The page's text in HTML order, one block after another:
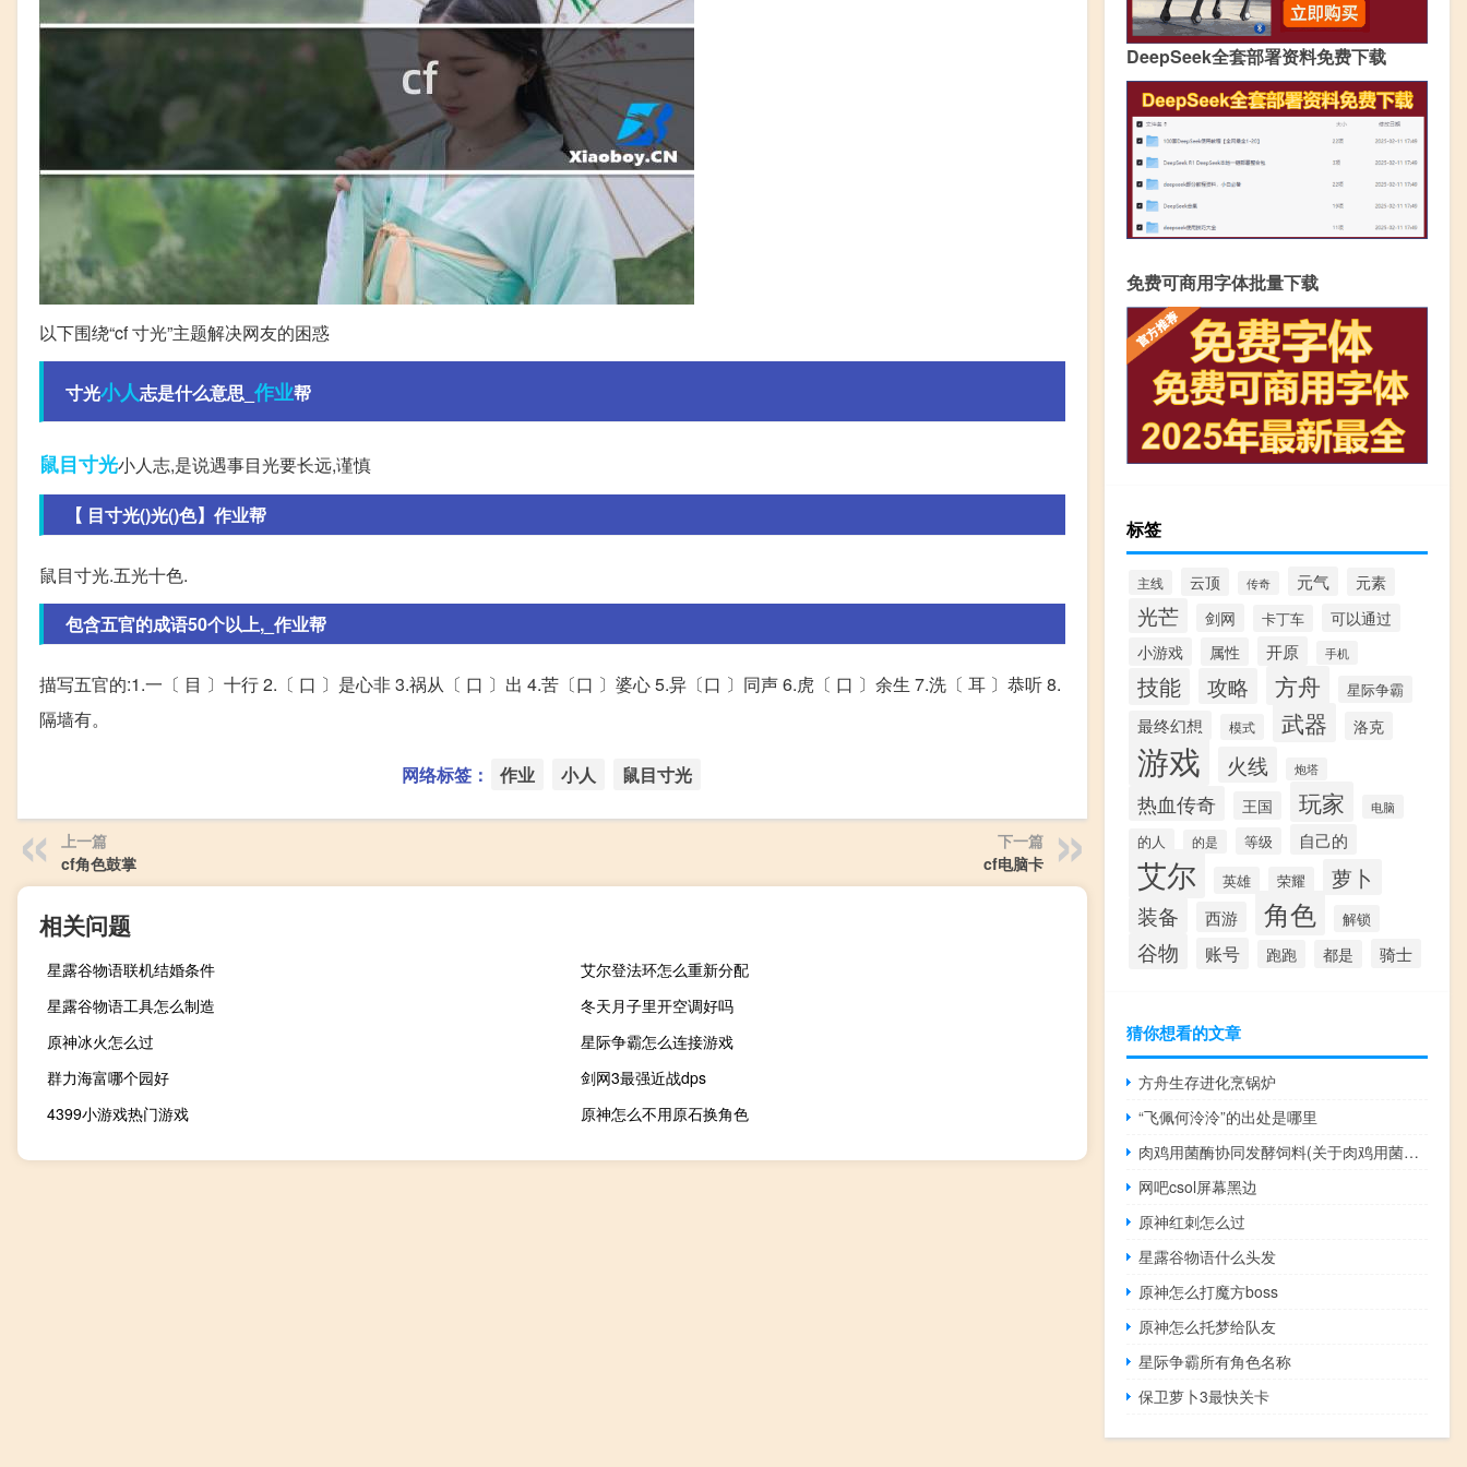
以下围绕“cf 寸光”主题解决网友的困惑
寸光小人志是什么意思_ 作业帮
鼠目寸光小人志,是说遇事目光要长远,谨慎
【 目寸光()光()色】作业帮
鼠目寸光.五光十色.
包含五官的成语50个以上,_作业帮
描写五官的:1.一〔 目 〕十行 2.〔 口 〕是心非 3.祸从〔 口 〕出 4.苦〔口 〕婆心 5.异〔口 〕同声 6.虎〔 口 〕余生 7.洗〔 耳 〕恭听 8.
隔墙有。
网络标签： 作业 小人 鼠目寸光
上一篇
cf角色鼓掌
下一篇
cf电脑卡
相关问题
星露谷物语联机结婚条件
艾尔登法环怎么重新分配
星露谷物语工具怎么制造
冬天月子里开空调好吗
原神冰火怎么过
星际争霸怎么连接游戏
群力海富哪个园好
剑网3最强近战dps
4399小游戏热门游戏
原神怎么不用原石换角色
DeepSeek全套部署资料免费下载
免费可商用字体批量下载
标签
主线 云顶 传奇 元气 元素
光芒 剑网 卡丁车
可以通过
小游戏
属性 开原 手机
技能 攻略 方舟 星际争霸
最终幻想 模式 武器 洛克
游戏 火线 炮塔
热血传奇 王国 玩家 电脑
的人 的是 等级 自己的
艾尔 英雄 荣耀
萝卜
装备
西游 角色 解锁
谷物 账号 跑跑 都是 骑士
猜你想看的文章
方舟生存进化烹锅炉
“飞佩何泠泠”的出处是哪里
肉鸡用菌酶协同发酵饲料(关于肉鸡用菌酶协同发酵饲料简述)
网吧csol屏幕黑边
原神红刺怎么过
星露谷物语什么头发
原神怎么打魔方boss
原神怎么托梦给队友
星际争霸所有角色名称
保卫萝卜3最快关卡